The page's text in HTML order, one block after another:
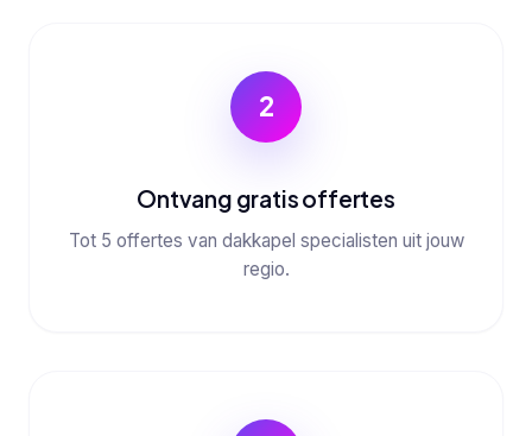
2
Ontvang gratis offertes
Tot 5 offertes van dakkapel specialisten uit jouw
regio.